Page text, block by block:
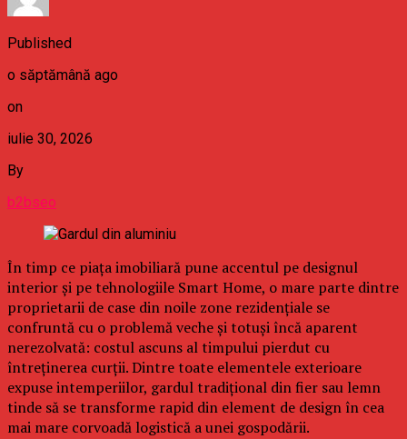
Published
o săptămână ago
on
iulie 30, 2026
By
b2bseo
În timp ce piața imobiliară pune accentul pe designul
interior și pe tehnologiile Smart Home, o mare parte dintre
proprietarii de case din noile zone rezidențiale se
confruntă cu o problemă veche și totuși încă aparent
nerezolvată: costul ascuns al timpului pierdut cu
întreținerea curții. Dintre toate elementele exterioare
expuse intemperiilor, gardul tradițional din fier sau lemn
tinde să se transforme rapid din element de design în cea
mai mare corvoadă logistică a unei gospodării.